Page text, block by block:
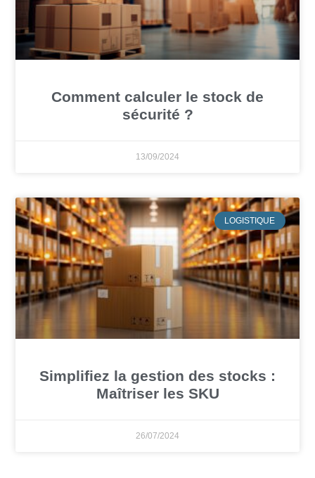
Comment calculer le stock de
sécurité ?
13/09/2024
LOGISTIQUE
Simplifiez la gestion des stocks :
Maîtriser les SKU
26/07/2024